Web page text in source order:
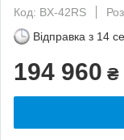
Код: BX-42RS
Відправка з 14
194 960 ₴